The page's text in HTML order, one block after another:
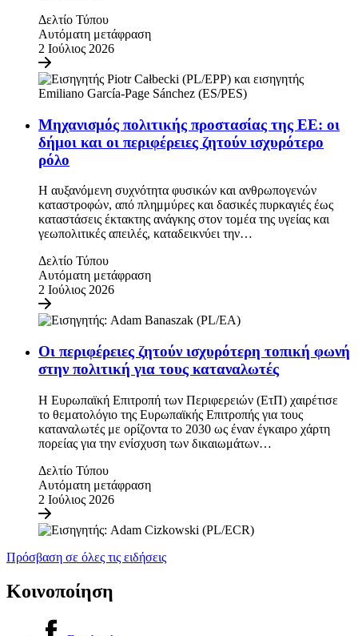
Δελτίο Τύπου
Αυτόματη μετάφραση
2 Ιούλιος 2026
Μηχανισμός πολιτικής προστασίας της ΕΕ: οι
δήμοι και οι περιφέρειες ζητούν ισχυρότερο
ρόλο
Η αυξανόμενη συχνότητα φυσικών και ανθρωπογενών
καταστροφών, από πλημμύρες και δασικές πυρκαγιές έως
καταστάσεις έκτακτης ανάγκης στον τομέα της υγείας και
γεωπολιτικές απειλές, καταδεικνύει την…
Δελτίο Τύπου
Αυτόματη μετάφραση
2 Ιούλιος 2026
Οι περιφέρειες ζητούν ισχυρότερη τοπική φωνή
στην πολιτική για τους καταναλωτές
Η Ευρωπαϊκή Επιτροπή των Περιφερειών (ΕτΠ) χαιρέτισε
το θεματολόγιο της Ευρωπαϊκής Επιτροπής για τους
καταναλωτές με ορίζοντα το 2030 ως έναν έγκαιρο χάρτη
πορείας για την ενίσχυση των δικαιωμάτων…
Δελτίο Τύπου
Αυτόματη μετάφραση
2 Ιούλιος 2026
Πρόσβαση σε όλες τις ειδήσεις
Κοινοποίηση